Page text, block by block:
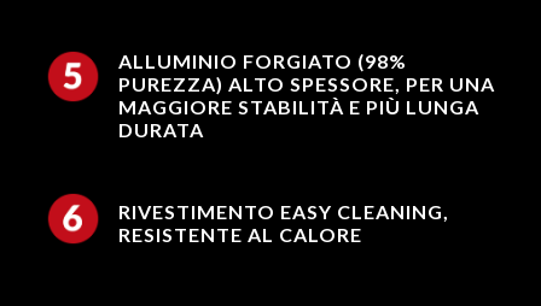
ALLUMINIO FORGIATO (98%
PUREZZA) ALTO SPESSORE, PER UNA
MAGGIORE STABILITÀ E PIÙ LUNGA
DURATA
RIVESTIMENTO EASY CLEANING,
RESISTENTE AL CALORE